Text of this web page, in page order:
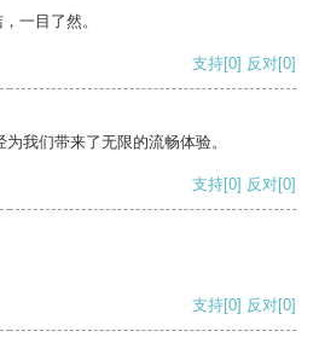
一目了然。
支持[0] 反对[0]
我们带来了无限的流畅体验。
支持[0] 反对[0]
支持[0] 反对[0]